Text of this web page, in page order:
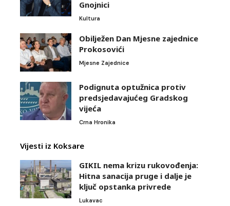
Gnojnici
Kultura
Obilježen Dan Mjesne zajednice
Prokosovići
Mjesne Zajednice
Podignuta optužnica protiv
predsjedavajućeg Gradskog
vijeća
Crna Hronika
Vijesti iz Koksare
GIKIL nema krizu rukovođenja:
Hitna sanacija pruge i dalje je
ključ opstanka privrede
Lukavac